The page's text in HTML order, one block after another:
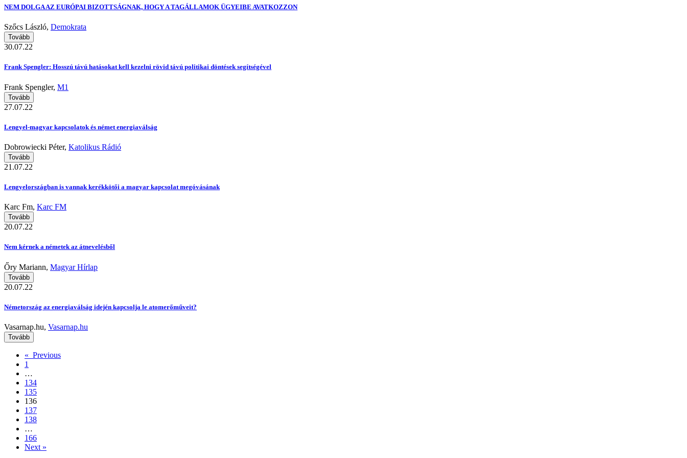
NEM DOLGA AZ EURÓPAI BIZOTTSÁGNAK, HOGY A TAGÁLLAMOK ÜGYEIBE AVATKOZZON
Szőcs László, Demokrata
Tovább
30.07.22
Frank Spengler: Hosszú távú hatásokat kell kezelni rövid távú politikai döntések segítségével
Frank Spengler, M1
Tovább
27.07.22
Lengyel-magyar kapcsolatok és német energiaválság
Dobrowiecki Péter, Katolikus Rádió
Tovább
21.07.22
Lengyelországban is vannak kerékkötői a magyar kapcsolat megóvásának
Karc Fm, Karc FM
Tovább
20.07.22
Nem kérnek a németek az átnevelésből
Őry Mariann, Magyar Hírlap
Tovább
20.07.22
Németország az energiaválság idején kapcsolja le atomerőműveit?
Vasarnap.hu, Vasarnap.hu
Tovább
« Previous
1
…
134
135
136
137
138
…
166
Next »